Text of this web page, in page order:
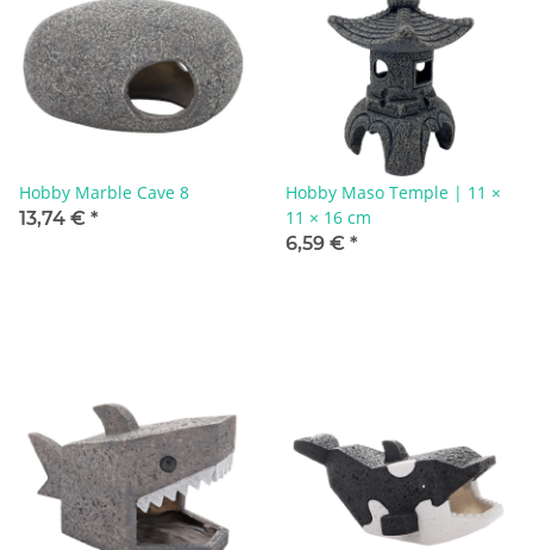
Hobby Marble Cave 8
13,74 € *
Hobby Maso Temple | 11 ×
11 × 16 cm
6,59 € *